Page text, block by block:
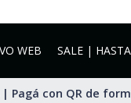
WEB SALE |
Pagá con QR de